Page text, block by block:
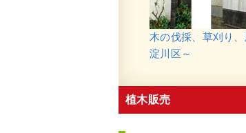
木の伐採、草刈り
淀川区～
植木販売